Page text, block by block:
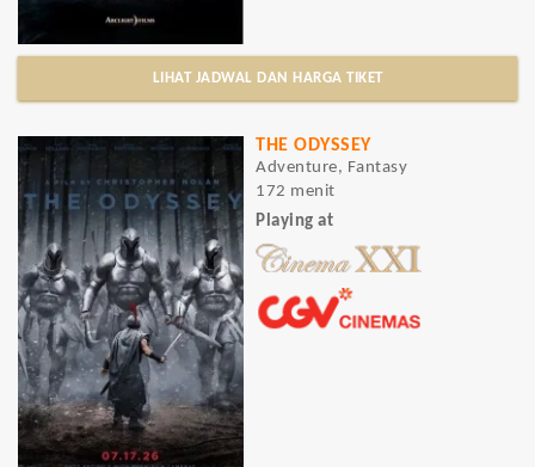
LIHAT JADWAL DAN HARGA TIKET
THE ODYSSEY
Adventure, Fantasy
172 menit
Playing at